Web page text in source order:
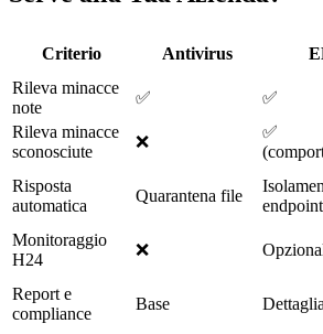
Criterio Antivirus
Rileva minacce
note
✅ ✅
Rileva minacce
sconosciute
❌
✅
Risposta
automatica
Quarantena file
endpoint
Monitoraggio
H24
❌
Report e
compliance
Base